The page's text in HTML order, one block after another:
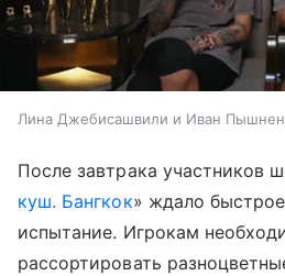
Лина Джебисашвили и Иван
После завтрака участников
куш. Бангкок» ждало
испытание. Игрокам
рассортировать